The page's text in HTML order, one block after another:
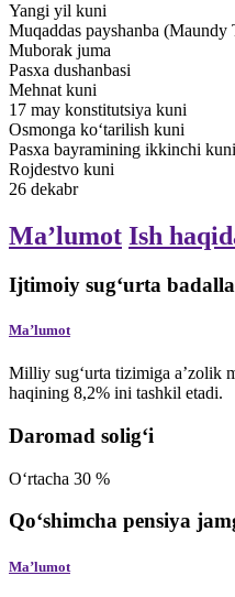
Yangi yil kuni
Muqaddas payshanba (Maundy
Muborak juma
Pasxa dushanbasi
Mehnat kuni
17 may konstitutsiya kuni
Osmonga koʻtarilish kuni
Pasxa bayramining ikkinchi kuni
Rojdestvo kuni
26 dekabr
Maʼlumot Ish
Ijtimoiy sugʻurta
Maʼlumot
Milliy sug‘urta tizimiga a’zolik
haqining 8,2% ini tashkil etadi.
Daromad solig‘i
O‘rtacha 30 %
Qo‘shimcha pensiya
Maʼlumot